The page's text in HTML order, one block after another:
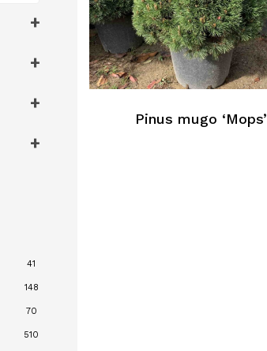
+
+
+
+
41
148
70
510
Pinus mugo ‘Mops’